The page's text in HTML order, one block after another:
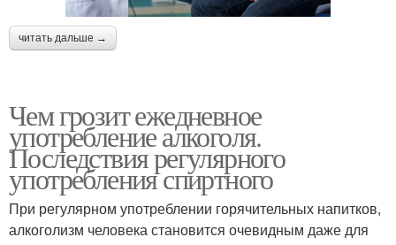
читать дальше →
Чем грозит ежедневное
употребление алкоголя.
Последствия регулярного
употребления спиртного
При регулярном употреблении горячительных напитков,
алкоголизм человека становится очевидным даже для